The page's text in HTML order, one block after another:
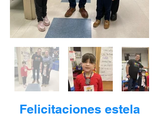
Felicitaciones estela